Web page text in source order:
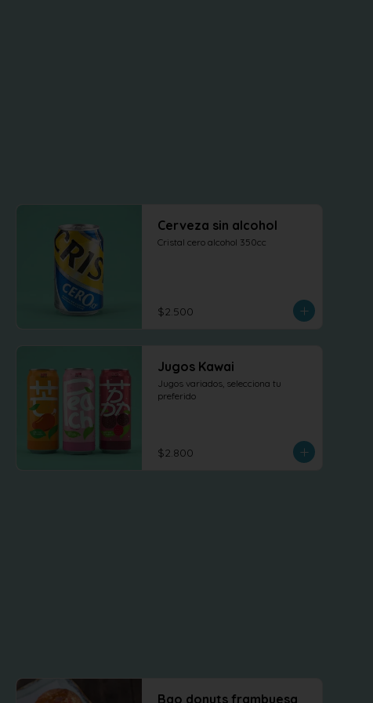
Cerveza sin alcohol
Cristal cero alcohol 350cc
$2.500
Jugos Kawai
Jugos variados, selecciona tu
preferido
$2.800
Bao donuts frambuesa